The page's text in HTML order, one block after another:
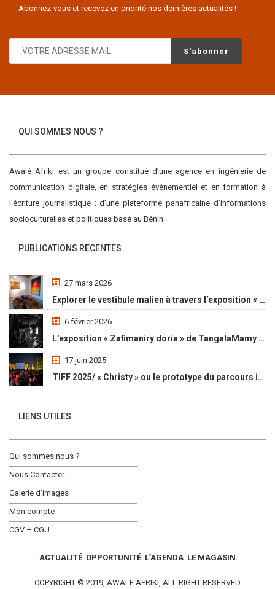
Abonnez-vous et recevez en priorité nos dernières actualités !
QUI SOMMES NOUS ?
Awalé Afriki est un groupe constitué d’une agence en ingénierie de
communication digitale, en stratégies événementiel et en formation à
l’écriture journalistique ; d’une plateforme panafricaine d’informations
socioculturelles et politiques basé au Bénin
PUBLICATIONS RECENTES
27 mars 2026
Explorer le vestibule malien à travers l’exposition « Maaya Bulon »
6 février 2026
L’exposition « Zafimaniry doria » de TangalaMamy honore la mémoire d’un peuple malgache
17 juin 2025
TIFF 2025/ « Christy » ou le prototype du parcours initiatique
LIENS UTILES
Qui sommes nous ?
Nous Contacter
Galerie d’images
Mon compte
CGV – CGU
ACTUALITÉ OPPORTUNITÉ L’AGENDA LE MAGASIN
COPYRIGHT © 2019, AWALE AFRIKI, ALL RIGHT RESERVED